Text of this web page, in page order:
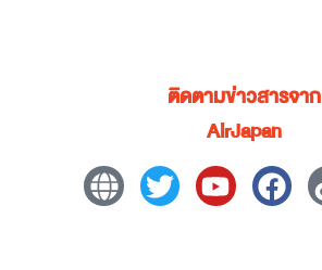
ติดตามข่าวสารจาก
AirJapan